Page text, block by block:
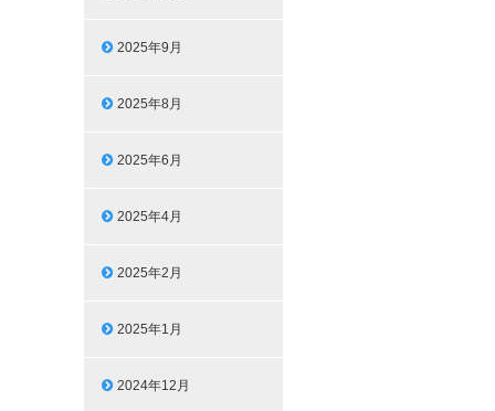
2025年9月
2025年8月
2025年6月
2025年4月
2025年2月
2025年1月
2024年12月